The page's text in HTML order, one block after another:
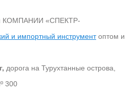
КОМПАНИИ «СПЕКТР-
и импортный инструментоптом и
дорога на Турухтанные острова,
300